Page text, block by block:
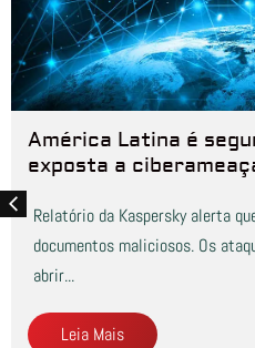
América Latina é
exposta a
Relatório da Kaspersky alerta
documentos maliciosos. Os
abrir...
Leia Mais